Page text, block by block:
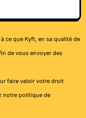
ce que Kyft, en sa qualité de
de vous envoyer des
faire valoir votre droit
notre politique de